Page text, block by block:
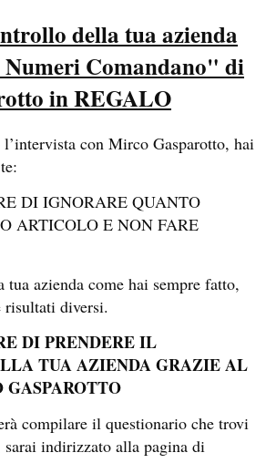
della tua azienda
Comandano" di
in REGALO
con Mirco Gasparotto, hai
DI IGNORARE QUANTO
ARTICOLO E NON FARE
tua azienda come hai sempre fatto,
risultati diversi.
DI PRENDERE IL
TUA AZIENDA GRAZIE AL
compilare il questionario che trovi
sarai indirizzato alla pagina di